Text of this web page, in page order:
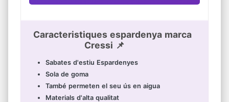
Caracteristiques espardenya marca
Cressi 📌
Sabates d'estiu Espardenyes
Sola de goma
També permeten el seu ús en aigua
Materials d'alta qualitat